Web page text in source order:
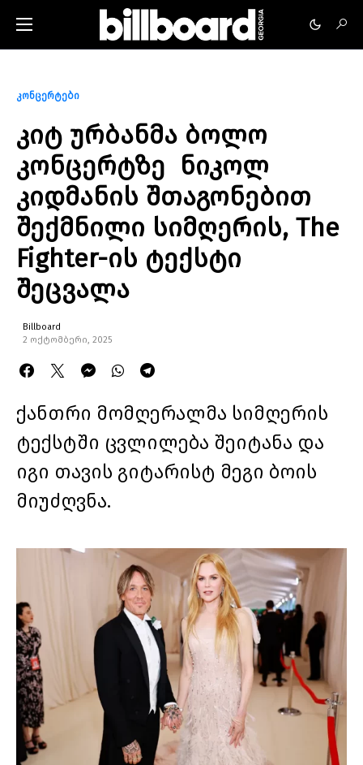
კონცერტები
კიტ ურბანმა ბოლო
კონცერტზე ნიკოლ
კიდმანის შთაგონებით
შექმნილი სიმღერის, The
Fighter-ის ტექსტი
შეცვალა
Billboard
2 ოქტომბერი, 2025
ქანთრი მომღერალმა სიმღერის
ტექსტში ცვლილება შეიტანა და
იგი თავის გიტარისტ მეგი ბოის
მიუძღვნა.